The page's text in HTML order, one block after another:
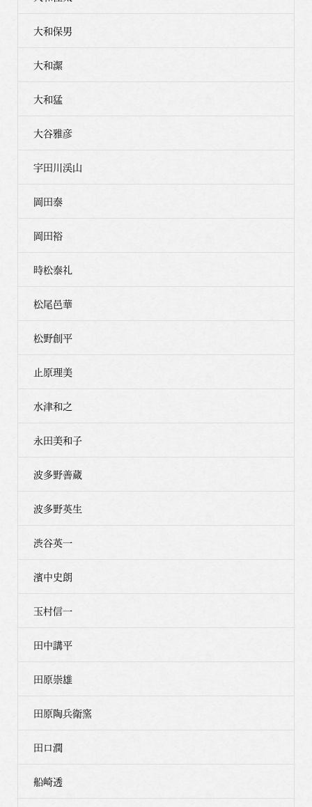
大和保男
大和潔
大和猛
大谷雅彦
宇田川渓山
岡田泰
岡田裕
時松泰礼
松尾邑華
松野創平
止原理美
水津和之
永田美和子
波多野善蔵
波多野英生
渋谷英一
濱中史朗
玉村信一
田中講平
田原崇雄
田原陶兵衛窯
田口潤
船崎透